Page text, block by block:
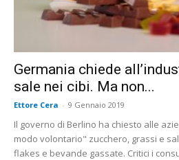
Germania chiede
sale nei cibi. Ma non...
Ettore Cera - 9 Gennaio 2019
Il governo di Berlino ha chiesto alle
modo volontario" zucchero, grassi e
flakes e bevande gassate. Critici i